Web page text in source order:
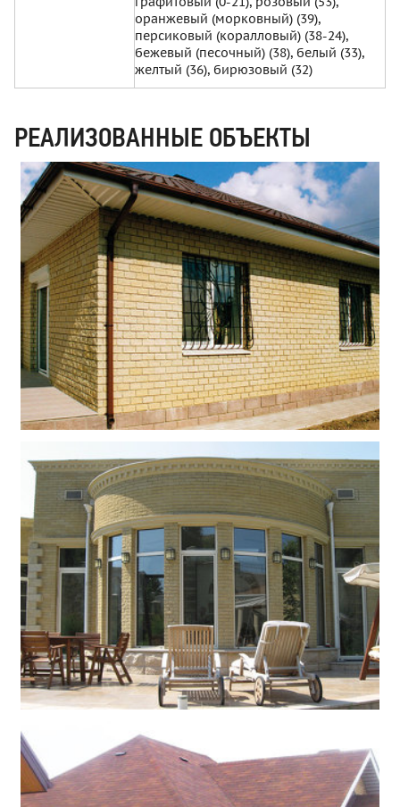
оранжевый (морковный) (39),
персиковый (коралловый) (38-24),
бежевый (песочный) (38), белый (33),
желтый (36), бирюзовый (32)
РЕАЛИЗОВАННЫЕ ОБЪЕКТЫ